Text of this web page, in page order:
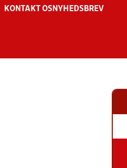
KONTAKT OS NYHEDSBREV